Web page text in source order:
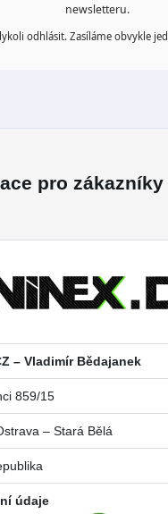
newsletteru.
odhlásit. Zasíláme obvykle
pro zákazníky
– Vladimír Bědajanek
859/15
– Stará Bělá
údaje